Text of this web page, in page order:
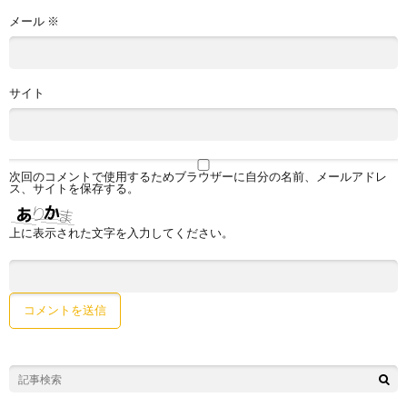
メール ※
サイト
次回のコメントで使用するためブラウザーに自分の名前、メールアドレ
ス、サイトを保存する。
上に表示された文字を入力してください。